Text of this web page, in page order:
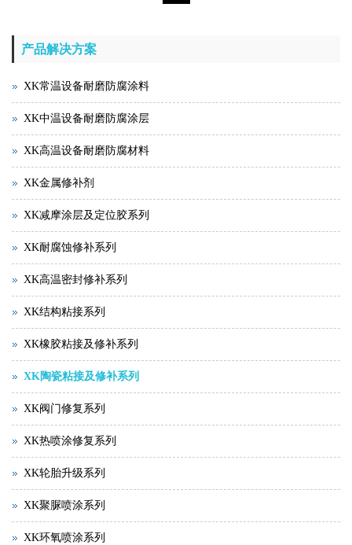
产品解决方案
XK常温设备耐磨防腐涂料
XK中温设备耐磨防腐涂层
XK高温设备耐磨防腐材料
XK金属修补剂
XK减摩涂层及定位胶系列
XK耐腐蚀修补系列
XK高温密封修补系列
XK结构粘接系列
XK橡胶粘接及修补系列
XK陶瓷粘接及修补系列
XK阀门修复系列
XK热喷涂修复系列
XK轮胎升级系列
XK聚脲喷涂系列
XK环氧喷涂系列